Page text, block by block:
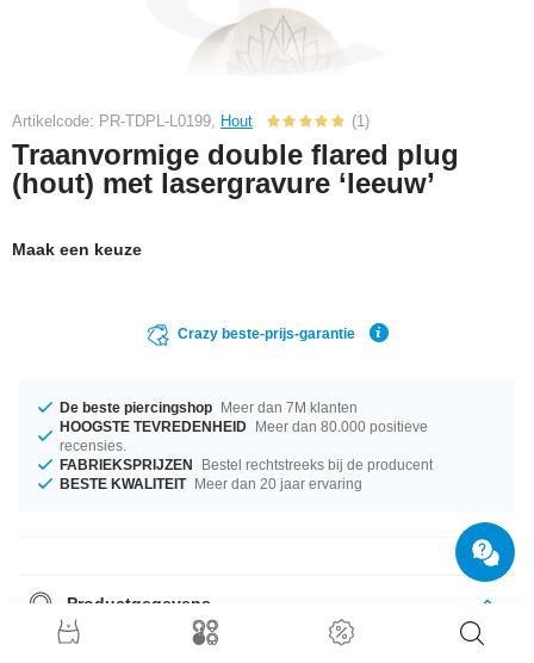
Artikelcode: PR-TDPL-L0199, Hout (1)
Traanvormige double flared plug
(hout) met lasergravure ‘leeuw’
Maak een keuze
Crazy beste-prijs-garantie
De beste piercingshop Meer dan 7M klanten
HOOGSTE TEVREDENHEID Meer dan 80.000 positieve
recensies.
FABRIEKSPRIJZEN
Bestel rechtstreeks bij de producent
BESTE KWALITEIT Meer dan 20 jaar ervaring
Productgegevens
Welke maat je ook zoekt, wij hebben ze. Je kunt kiezen uit diameters van